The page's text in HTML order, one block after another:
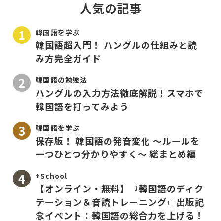
人気の記事
韓国語を学ぶ
韓国語超入門！ ハングルの仕組みと読
み方完全ガイド
韓国語の勉強法
ハングルの入力方法徹底解説！スマホで
韓国語を打ってみよう
韓国語を学ぶ
保存版！ 韓国語の発音変化 〜ルールを
一つひとつ分かりやすく〜 総まとめ編
+School
【オンライン・無料】『韓国語のディク
テーション＆音読トレーニング』出版記
念イベント：韓国語の総合力を上げる！